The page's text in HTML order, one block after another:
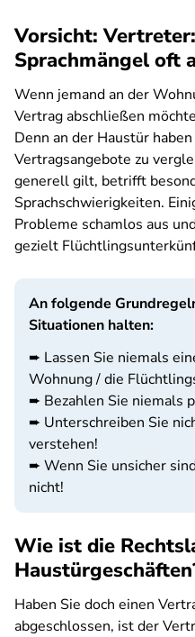
Vorsicht:
Sprachmängel oft
Wenn jemand an der
Vertrag abschließen
Denn an der Haustür
Vertragsangebote zu
generell gilt, betrifft
Sprachschwierigkeiten.
Probleme schamlos aus
gezielt
An folgende
Situationen halten:
➨ Lassen Sie niemals
Wohnung / die
➨ Bezahlen Sie niemals
➨ Unterschreiben Sie
verstehen!
➨ Wenn Sie unsicher
nicht!
Wie ist die
Haben Sie doch einen
abgeschlossen, ist der